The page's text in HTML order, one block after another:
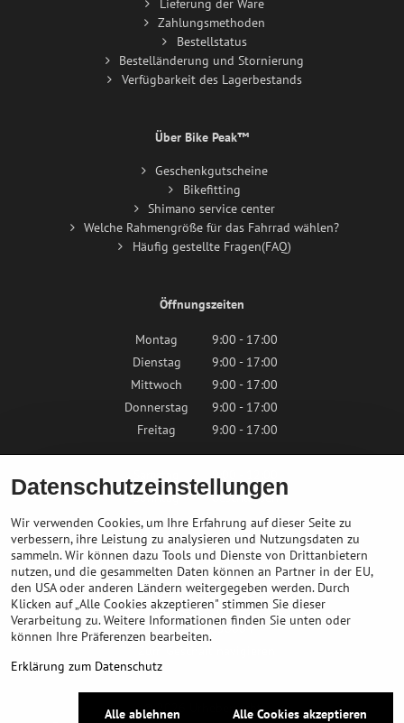
Lieferung der Ware
Zahlungsmethoden
Bestellstatus
Bestelländerung und Stornierung
Verfügbarkeit des Lagerbestands
Über Bike Peak™
Geschenkgutscheine
Bikefitting
Shimano service center
Welche Rahmengröße für das Fahrrad wählen?
Häufig gestellte Fragen(FAQ)
Öffnungszeiten
Montag
9:00 - 17:00
Dienstag
9:00 - 17:00
Mittwoch
9:00 - 17:00
Donnerstag
9:00 - 17:00
Freitag
9:00 - 17:00
Samstag
9:00 - 12:00
Sonntag
Geschlossen
Kontaktieren Sie uns
info@bikepeak.at
+436764858804
©
Urheberrecht
Datenschutzeinstellungen
Wir verwenden Cookies, um Ihre Erfahrung auf dieser Seite zu
verbessern, ihre Leistung zu analysieren und Nutzungsdaten zu
sammeln. Wir können dazu Tools und Dienste von Drittanbietern
nutzen, und die gesammelten Daten können an Partner in der EU,
den USA oder anderen Ländern weitergegeben werden. Durch
Klicken auf „Alle Cookies akzeptieren" stimmen Sie dieser
Verarbeitung zu. Weitere Informationen finden Sie unten oder
können Ihre Präferenzen bearbeiten.
Erklärung zum Datenschutz
Alle Cookies akzeptieren
Alle ablehnen